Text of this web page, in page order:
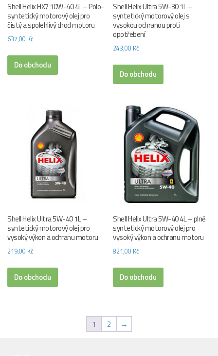
Shell Helix HX7 10W-40 4L – Polo-
syntetický motorový olej pro
čistý a spolehlivý chod motoru
637,00 Kč
Do obchodu
Shell Helix Ultra 5W-30 1L –
syntetický motorový olej s
vysokou ochranou proti
opotřebení
243,00 Kč
Do obchodu
Shell Helix Ultra 5W-40 1L –
syntetický motorový olej pro
vysoký výkon a ochranu motoru
219,00 Kč
Do obchodu
Shell Helix Ultra 5W-40 4L – plně
syntetický motorový olej pro
vysoký výkon a ochranu motoru
821,00 Kč
Do obchodu
1 2 →